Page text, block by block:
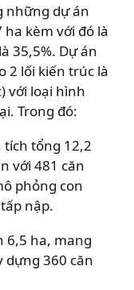
những dự án
kèm với đó là
35,5%. Dự án
2 lối kiến trúc là
với loại hình
Trong đó:
tích tổng 12,2
với 481 căn
phỏng con
nập.
6,5 ha, mang
dựng 360 căn